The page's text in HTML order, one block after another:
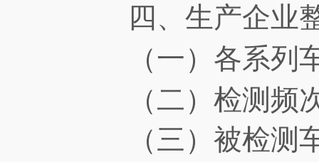
四、生产企业整
（一）各系列
（二）检测频
（三）被检测